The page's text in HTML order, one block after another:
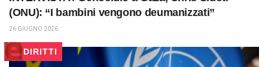
(ONU): “I bambini vengono deumanizzati”
26 GIUGNO 2026
DIRITTI